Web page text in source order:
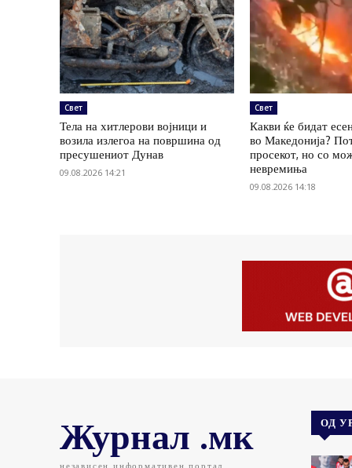
Свет
Тела на хитлерови војници и
возила излегоа на површина од
пресушениот Дунав
09.08.2026 14:21
Свет
Какви ќе бидат
во Македонија?
просекот, но со
невремиња
09.08.2026 14:18
Журнал .мк ОД